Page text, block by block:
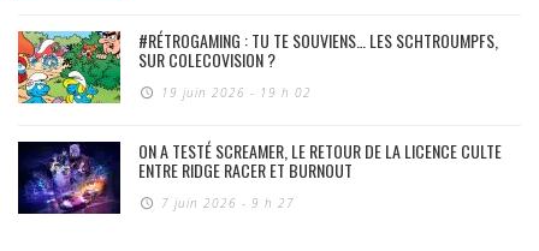
#RÉTROGAMING : TU TE SOUVIENS… LES SCHTROUMPFS,
SUR COLECOVISION ?
19 juin 2026 - 19 h 02
ON A TESTÉ SCREAMER, LE RETOUR DE LA LICENCE CULTE
ENTRE RIDGE RACER ET BURNOUT
7 juin 2026 - 9 h 27